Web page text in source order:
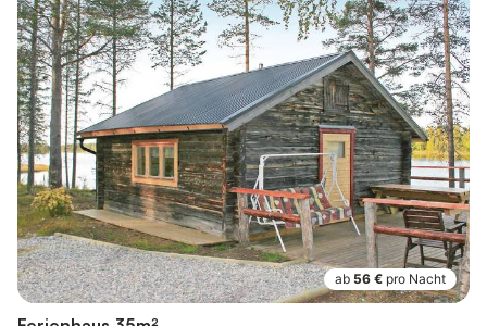
ab 56 € pro Nacht